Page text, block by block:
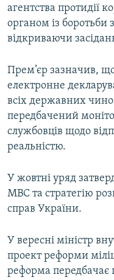
агентства протидії
органом із боротьби
відкриваючи
Прем’єр зазначив,
електронне
всіх державних
передбачений
службовців щодо
реальністю.
У жовтні уряд
МВС та стратегію
справ України.
У вересні міністр
проект реформи
реформа передбачає